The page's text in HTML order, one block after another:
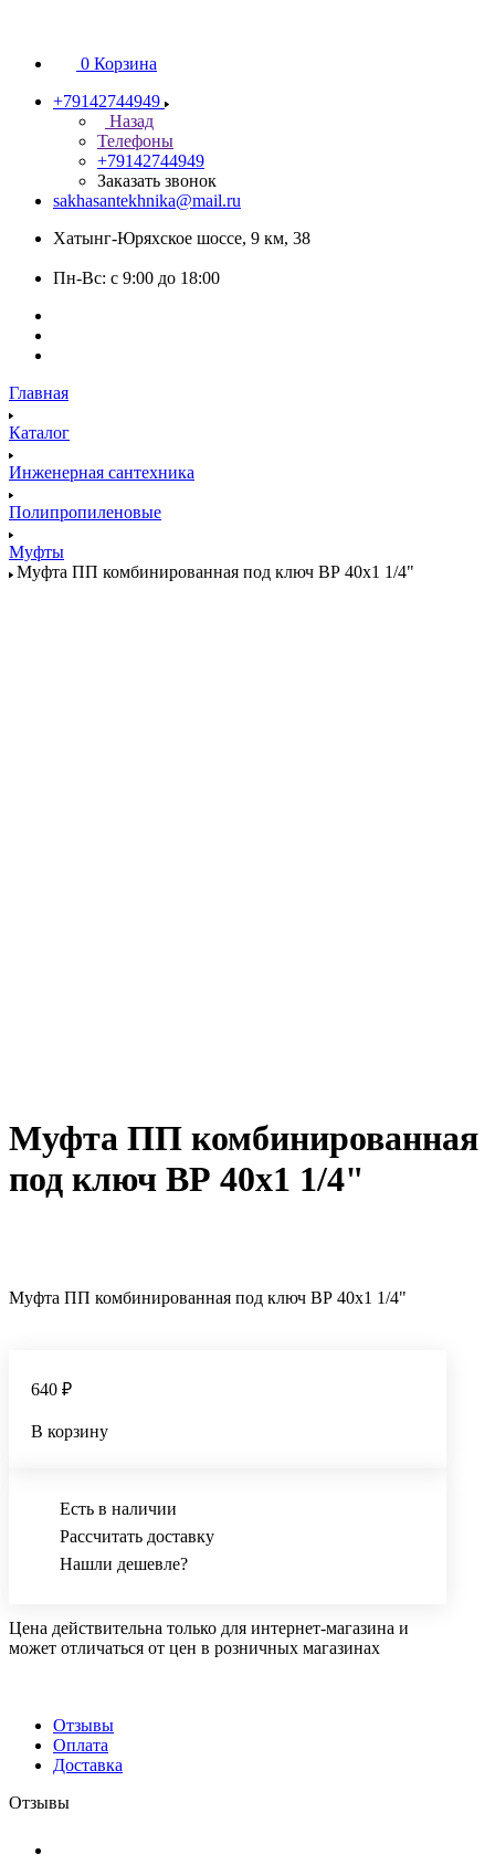
0 Корзина
+79142744949
Назад
Телефоны
+79142744949
Заказать звонок
sakhasantekhnika@mail.ru
Хатынг-Юряхское шоссе, 9 км, 38
Пн-Вс: с 9:00 до 18:00
Главная
Каталог
Инженерная сантехника
Полипропиленовые
Муфты
Муфта ПП комбинированная под ключ ВР 40x1 1/4"
Муфта ПП комбинированная
под ключ ВР 40x1 1/4"
Муфта ПП комбинированная под ключ ВР 40x1 1/4"
640 ₽
В корзину
Есть в наличии
Рассчитать доставку
Нашли дешевле?
Цена действительна только для интернет-магазина и
может отличаться от цен в розничных магазинах
Отзывы
Оплата
Доставка
Отзывы